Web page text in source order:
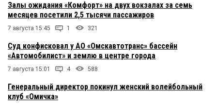
Залы ожидания «Комфорт» на двух вокзалах за семь
месяцев посетили 2,5 тысячи пассажиров
7 августа 15:45 1 321
Суд конфисковал у АО «Омскавтотранс» бассейн
«Автомобилист» и землю в центре города
7 августа 15:01 4 588
Генеральный директор покинул женский волейбольный
клуб «Омичка»